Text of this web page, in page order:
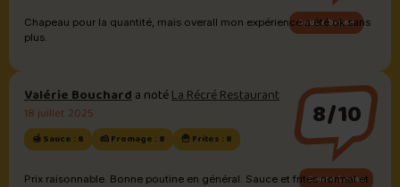
Sauce brune
Chapeau pour la quantité, mais overall mon expérience a été ok sans
plus.
Valérie Boucharda notéLa Récré Restaurant
18 juillet 2025
🍯 Sauce : 8 🧀 Fromage : 8 🍟 Frites : 8
8/10
Sauce brune
Prix raisonnable. Bonne poutine en général. Sauce et frites normal et